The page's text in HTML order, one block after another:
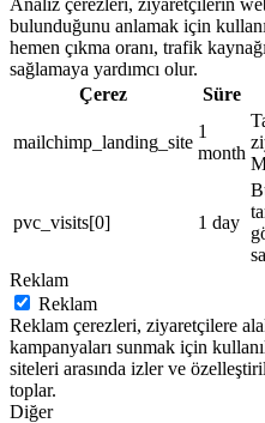
bulunduğunu anlamak için
hemen çıkma oranı, trafik
sağlamaya yardımcı olur.
Çerez
Süre
mailchimp_landing_site
1
month
pvc_visits[0] 1 day
Reklam
Reklam
Reklam çerezleri, ziyaretçilere
kampanyaları sunmak için
siteleri arasında izler ve
toplar.
Diğer